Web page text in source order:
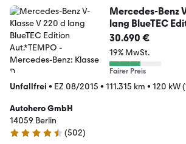
Mercedes-Benz
lang BlueTEC
30.690 €
19% MwSt.
Fairer Preis
Unfallfrei • EZ 08/2015 • 111.315 km • 120 kW
Autohero GmbH
14059 Berlin
4.5 Sterne
(502)